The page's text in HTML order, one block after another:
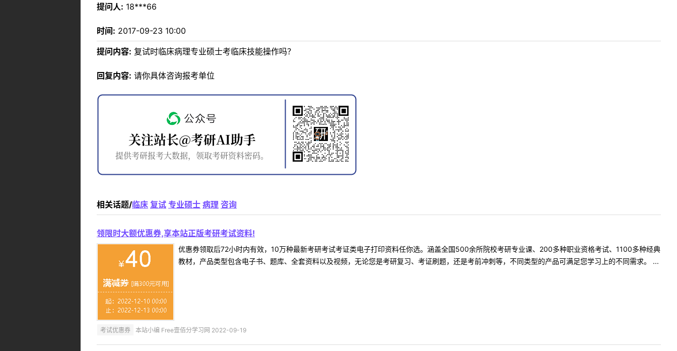
提问人: 18***66
时间: 2017-09-23 10:00
提问内容: 复试时临床病理专业硕士考临床技能操作吗？
回复内容: 请你具体咨询报考单位
相关话题/临床 复试 专业硕士 病理 咨询
领限时大额优惠券,享本站正版考研考试资料!
优惠券领取后72小时内有效，10万种最新考研考试考证类电子打印资料任你选。涵盖全国500余所院校考研专业课、200多种职业资格考试、1100多种经典
教材，产品类型包含电子书、题库、全套资料以及视频，无论您是考研复习、考证刷题，还是考前冲刺等，不同类型的产品可满足您学习上的不同需求。 ...
考试优惠券 本站小编 Free壹佰分学习网 2022-09-19